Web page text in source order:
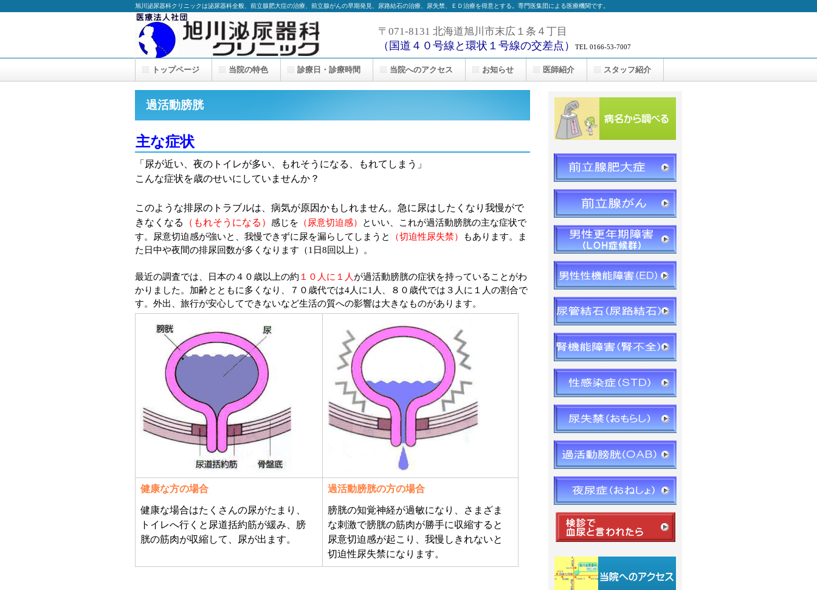
旭川泌尿器科クリニックは泌尿器科全般、前立腺肥大症の治療、前立腺がんの早期発見、尿路結石の治療、尿失禁、ＥＤ治療を得意とする。専門医集団による医療機関です。
〒071-8131 北海道旭川市末広１条４丁目
（国道４０号線と環状１号線の交差点） TEL 0166-53-7007
過活動膀胱
主な症状
「尿が近い、夜のトイレが多い、もれそうになる、もれてしまう」
こんな症状を歳のせいにしていませんか？
このような排尿のトラブルは、病気が原因かもしれません。急に尿はしたくなり我慢がで
きなくなる
（もれそうになる ） 感じを （尿意切迫感）
といい、これが過活動膀胱の主な症状で
す。尿意切迫感が強いと、我慢できずに尿を漏らしてしまうと
（切迫性尿失禁）
もあります。ま
た日中や夜間の排尿回数が多くなります（1日8回以上）。
最近の調査では、日本の４０歳以上の約 １０人に１人 が過活動膀胱の症状を持っていることがわ
かりました。加齢とともに多くなり、７０歳代では4人に1人、８０歳代では３人に１人の割合で
す。外出、旅行が安心してできないなど生活の質への影響は大きなものがあります。
健康な方の場合
健康な場合はたくさんの尿がたまり、
トイレへ行くと尿道括約筋が緩み、膀
胱の筋肉が収縮して、尿が出ます。
過活動膀胱の方の場合
膀胱の知覚神経が過敏になり、さまざま
な刺激で膀胱の筋肉が勝手に収縮すると
尿意切迫感が起こり、我慢しきれないと
切迫性尿失禁になります。
トップページ 当院の特色 診療日・診療時間 当院へのアクセス お知らせ 医師紹介 スタッフ紹介